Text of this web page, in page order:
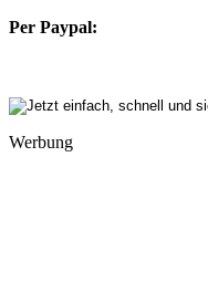
Per Paypal:
Werbung